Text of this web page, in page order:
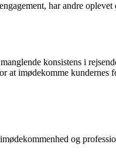
har andre
konsistens i
at imødekomme kundernes
og